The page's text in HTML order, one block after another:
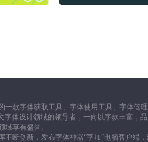
一款字体获取工具、字体使用工具、字体管
字体设计领域的领导者，一向以字款丰富，
域享有盛誉。
不断创新，发布字体神器“字加”电脑客户端